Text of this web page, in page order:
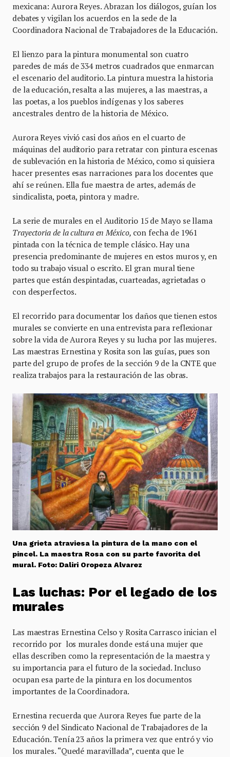
mexicana: Aurora Reyes. Abrazan los diálogos, guían los
debates y vigilan los acuerdos en la sede de la
Coordinadora Nacional de Trabajadores de la Educación.
El lienzo para la pintura monumental son cuatro
paredes de más de 334 metros cuadrados que enmarcan
el escenario del auditorio. La pintura muestra la historia
de la educación, resalta a las mujeres, a las maestras, a
las poetas, a los pueblos indígenas y los saberes
ancestrales dentro de la historia de México.
Aurora Reyes vivió casi dos años en el cuarto de
máquinas del auditorio para retratar con pintura escenas
de sublevación en la historia de México, como si quisiera
hacer presentes esas narraciones para los docentes que
ahí se reúnen. Ella fue maestra de artes, además de
sindicalista, poeta, pintora y madre.
La serie de murales en el Auditorio 15 de Mayo se llama
Trayectoria de la cultura en México, con fecha de 1961
pintada con la técnica de temple clásico. Hay una
presencia predominante de mujeres en estos muros y, en
todo su trabajo visual o escrito. El gran mural tiene
partes que están despintadas, cuarteadas, agrietadas o
con desperfectos.
El recorrido para documentar los daños que tienen estos
murales se convierte en una entrevista para reflexionar
sobre la vida de Aurora Reyes y su lucha por las mujeres.
Las maestras Ernestina y Rosita son las guías, pues son
parte del grupo de profes de la sección 9 de la CNTE que
realiza trabajos para la restauración de las obras.
Una grieta atraviesa la pintura de la mano con el
pincel. La maestra Rosa con su parte favorita del
mural. Foto: Daliri Oropeza Alvarez
Las luchas: Por el legado de los
murales
Las maestras Ernestina Celso y Rosita Carrasco inician el
recorrido por los murales donde está una mujer que
ellas describen como la representación de la maestra y
su importancia para el futuro de la sociedad. Incluso
ocupan esa parte de la pintura en los documentos
importantes de la Coordinadora.
Ernestina recuerda que Aurora Reyes fue parte de la
sección 9 del Sindicato Nacional de Trabajadores de la
Educación. Tenía 23 años la primera vez que entró y vio
los murales. “Quedé maravillada”, cuenta que le